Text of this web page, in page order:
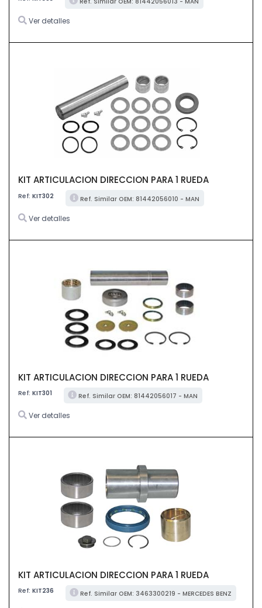
Ver detalles
KIT ARTICULACION DIRECCION PARA 1 RUEDA
Ref: KIT302 Ref. Similar OEM: 81442056010 - MAN
Ver detalles
KIT ARTICULACION DIRECCION PARA 1 RUEDA
Ref: KIT301 Ref. Similar OEM: 81442056017 - MAN
Ver detalles
KIT ARTICULACION DIRECCION PARA 1 RUEDA
Ref: KIT236 Ref. Similar OEM: 3463300219 - MERCEDES BENZ